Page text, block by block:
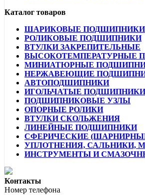
Каталог товаров
ШАРИКОВЫЕ ПОДШИПНИКИ
РОЛИКОВЫЕ ПОДШИПНИКИ
ВТУЛКИ ЗАКРЕПИТЕЛЬНЫЕ
ВЫСОКОТЕМПЕРАТУРНЫЕ
МИНИАТЮРНЫЕ
НЕРЖАВЕЮЩИЕ
АВТОПОДШИПНИКИ
ИГОЛЬЧАТЫЕ ПОДШИПНИКИ
ПОДШИПНИКОВЫЕ УЗЛЫ
ОПОРНЫЕ РОЛИКИ
ВТУЛКИ СКОЛЬЖЕНИЯ
ЛИНЕЙНЫЕ ПОДШИПНИКИ
СФЕРИЧЕСКИЕ
УПЛОТНЕНИЯ, САЛЬНИКИ,
ИНСТРУМЕНТЫ И
Контакты
Номер телефона